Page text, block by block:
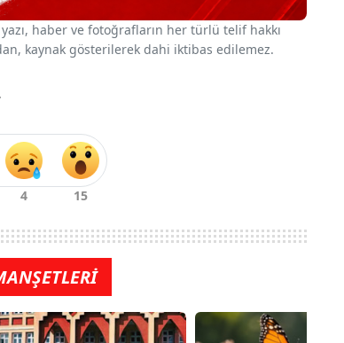
haber ve fotoğrafların her türlü telif hakkı
kaynak gösterilerek dahi iktibas edilemez.